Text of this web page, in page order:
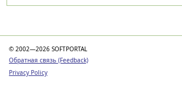
© 2002—2026 SOFTPORTAL
Обратная связь (Feedback)
Privacy Policy